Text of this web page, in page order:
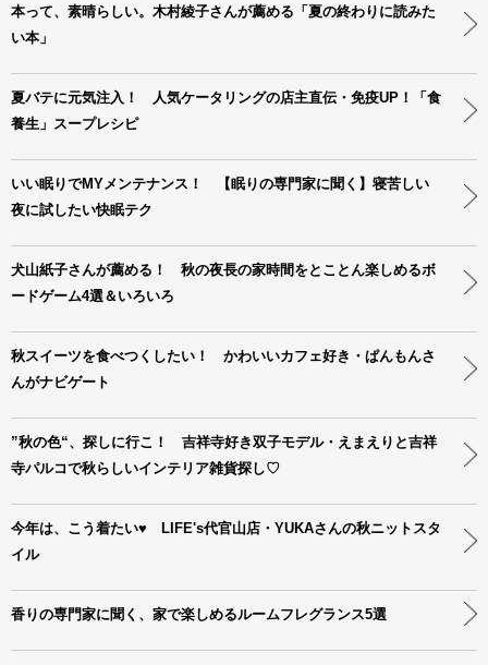
本って、素晴らしい。木村綾子さんが薦める「夏の終わりに読みた
い本」
夏バテに元気注入！ 人気ケータリングの店主直伝・免疫UP！「食
養生」スープレシピ
いい眠りでMYメンテナンス！ 【眠りの専門家に聞く】寝苦しい
夜に試したい快眠テク
犬山紙子さんが薦める！ 秋の夜長の家時間をとことん楽しめるボ
ードゲーム4選＆いろいろ
秋スイーツを食べつくしたい！ かわいいカフェ好き・ぱんもんさ
んがナビゲート
”秋の色“、探しに行こ！ 吉祥寺好き双子モデル・えまえりと吉祥
寺パルコで秋らしいインテリア雑貨探し♡
今年は、こう着たい♥ LIFE's代官山店・YUKAさんの秋ニットスタ
イル
香りの専門家に聞く、家で楽しめるルームフレグランス5選